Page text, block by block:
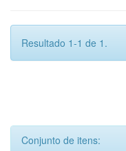
Resultado 1-1 de 1.
Conjunto de itens: